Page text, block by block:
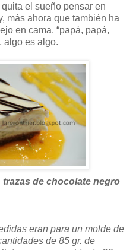
el sueño pensar en
más ahora que también ha
en cama. “papá, papá,
algo es algo.
de chocolate negro
eran para un molde de
de 85 gr. de